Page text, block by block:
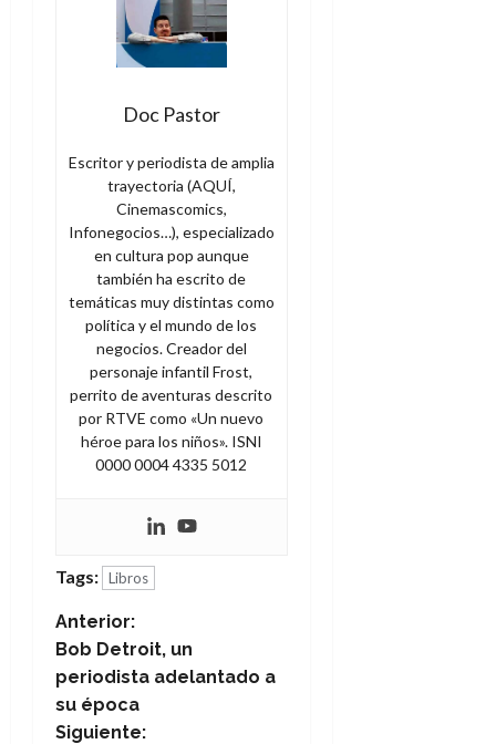
Doc Pastor
Escritor y periodista de amplia
trayectoria (AQUÍ,
Cinemascomics,
Infonegocios…), especializado
en cultura pop aunque
también ha escrito de
temáticas muy distintas como
política y el mundo de los
negocios. Creador del
personaje infantil Frost,
perrito de aventuras descrito
por RTVE como «Un nuevo
héroe para los niños». ISNI
0000 0004 4335 5012
Tags: Libros
N
a
v
Anterior:
Bob Detroit, un
periodista adelantado a
su época
Siguiente: